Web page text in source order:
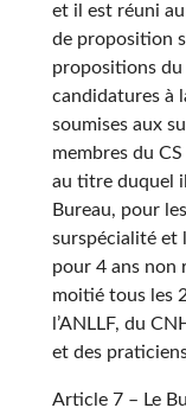
et il est réuni
de proposition
propositions
candidatures à
soumises aux
membres du
au titre duquel
Bureau, pour
surspécialité et
pour 4 ans non
moitié tous les
l’ANLLF, du
et des
Article 7 – Le